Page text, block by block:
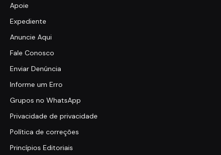
Apoie
Expediente
Anuncie Aqui
Fale Conosco
Enviar Denúncia
Informe um Erro
Grupos no WhatsApp
Privacidade de privacidade
Política de correções
Princípios Editoriais